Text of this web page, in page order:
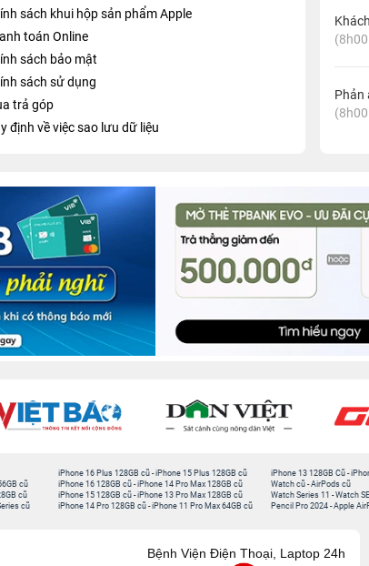
sách khui hộp sản phẩm Apple
toán Online
sách bảo mật
sách sử dụng
trả góp
định về việc sao lưu dữ liệu
Phản
cũ
cũ
cũ
iPhone 16 Plus 128GB cũ -iPhone 15 Plus 128GB cũ
iPhone 16 128GB cũ -iPhone 14 Pro Max 128GB cũ
iPhone 15 128GB cũ -iPhone 13 Pro Max 128GB cũ
iPhone 14 Pro 128GB cũ -iPhone 11 Pro Max 64GB cũ
iPhone 13 128GB Cũ -
Watch cũ -AirPods cũ
Watch Series 11 -Watch
Pencil Pro 2024 -Apple
Bệnh Viện Điện Thoại, Laptop 24h